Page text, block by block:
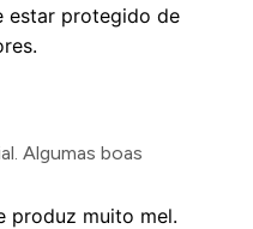
estar protegido de
Algumas boas
produz muito mel.